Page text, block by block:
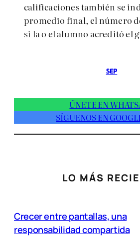
calificaciones también se
promedio final, el número
si la o el alumno acreditó el
SEP
ÚNETE EN
SÍGUENOS EN
LO MÁS
Crecer entre pantallas, una
responsabilidad compartida